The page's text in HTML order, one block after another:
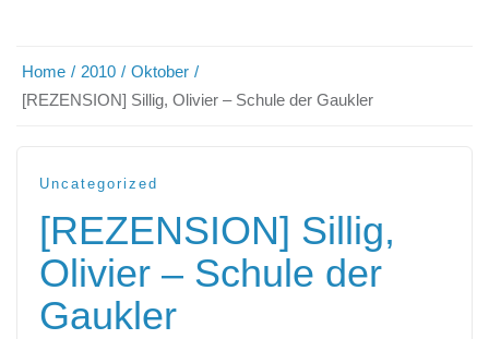
Home 2010
Oktober
[REZENSION] Sillig, Olivier – Schule der Gaukler
Uncategorized
[REZENSION] Sillig,
Olivier – Schule der
Gaukler